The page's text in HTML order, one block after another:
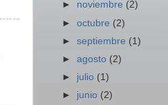
► noviembre (2)
►octubre (2)
►septiembre (1)
►agosto (2)
► julio (1)
► junio (2)